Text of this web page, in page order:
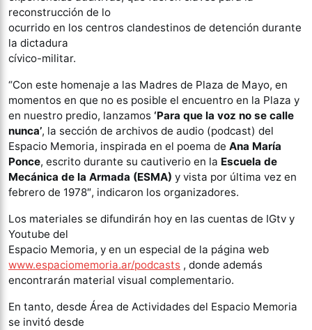
reconstrucción de lo
ocurrido en los centros clandestinos de detención durante
la dictadura
cívico-militar.
“Con este homenaje a las Madres de Plaza de Mayo, en
momentos en que no es posible el encuentro en la Plaza y
en nuestro predio, lanzamos ‘Para que la voz no se calle
nunca’, la sección de archivos de audio (podcast) del
Espacio Memoria, inspirada en el poema de Ana María
Ponce, escrito durante su cautiverio en la Escuela de
Mecánica de la Armada (ESMA) y vista por última vez en
febrero de 1978″, indicaron los organizadores.
Los materiales se difundirán hoy en las cuentas de IGtv y
Youtube del
Espacio Memoria, y en un especial de la página web
www.espaciomemoria.ar/podcasts , donde además
encontrarán material visual complementario.
En tanto, desde Área de Actividades del Espacio Memoria
se invitó desde